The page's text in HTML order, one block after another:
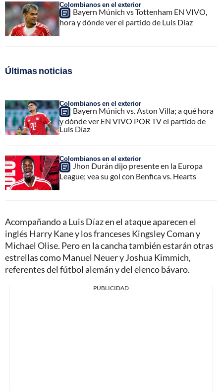
Colombianos en el exterior
Bayern Múnich vs Tottenham EN VIVO,
hora y dónde ver el partido de Luis Díaz
Últimas noticias
Colombianos en el exterior
Bayern Múnich vs. Aston Villa; a qué hora
y dónde ver EN VIVO POR TV el partido de
Luis Díaz
Colombianos en el exterior
Jhon Durán dijo presente en la Europa
League; vea su gol con Benfica vs. Hearts
Acompañando a Luis Díaz en el ataque aparecen el
inglés Harry Kane y los franceses Kingsley Coman y
Michael Olise. Pero en la cancha también estarán otras
estrellas como Manuel Neuer y Joshua Kimmich,
referentes del fútbol alemán y del elenco bávaro.
PUBLICIDAD